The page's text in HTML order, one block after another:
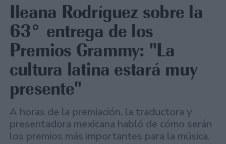
Ileana Rodríguez sobre la
63° entrega de los
Premios Grammy: "La
cultura latina estará muy
presente"
A horas de la premiación, la traductora y
presentadora mexicana habló de cómo serán
los premios más importantes para la música.